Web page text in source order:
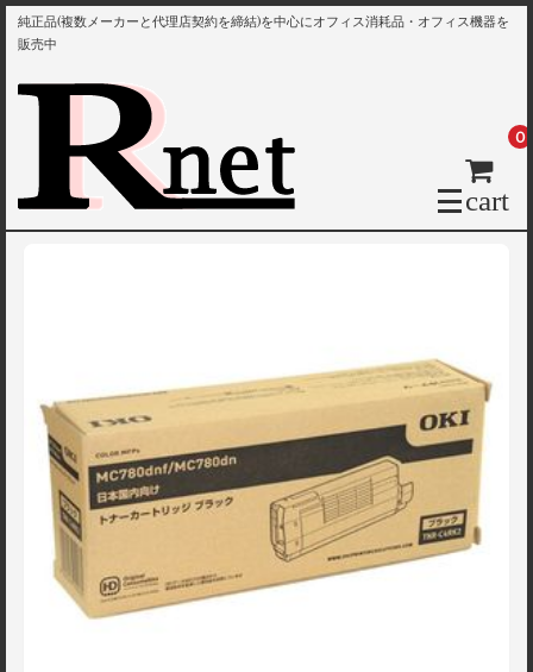
純正品(複数メーカーと代理店契約を締結)を中心にオフィス消耗品・オフィス機器を
販売中
cart
0